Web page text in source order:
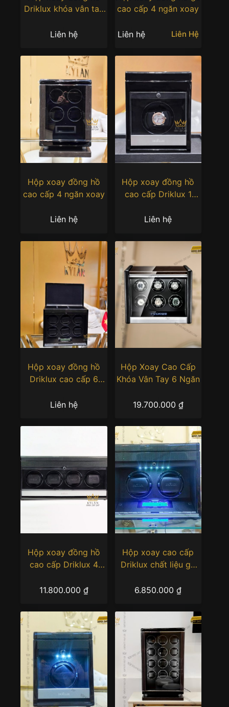
Driklux khóa vân tay
Liên hệ
cao cấp 4 ngăn xoay
Liên hệ Liên Hệ
Hộp xoay đồng hồ
cao cấp 4 ngăn xoay
Liên hệ
Hộp xoay đồng hồ
cao cấp Driklux 1
Liên hệ
Hộp xoay đồng hồ
Driklux cao cấp 6
Liên hệ
Hộp Xoay Cao Cấp
Khóa Vân Tay 6 Ngăn
19.700.000 ₫
Hộp xoay đồng hồ
cao cấp Driklux 4
11.800.000 ₫
Hộp xoay cao cấp
Driklux chất liệu gỗ
Microfiber T2BB
6.850.000₫